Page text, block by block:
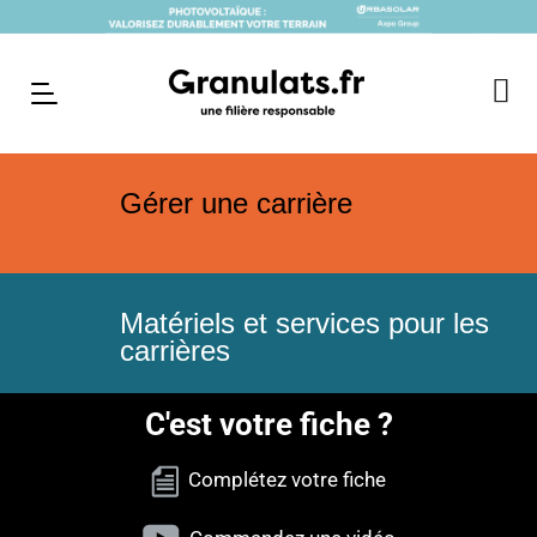
Gérer une carrière
Matériels et services pour les
carrières
C'est votre fiche ?
Complétez votre fiche